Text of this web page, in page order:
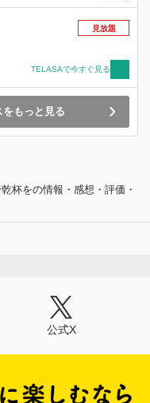
見放題
TELASAで今すぐ見る
もっと見る
杯をの情報・感想・評価・
公式X